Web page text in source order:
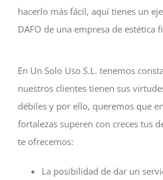
hacerlo más fácil, aquí tienes un
DAFO de una empresa de estética
En Un Solo Uso S.L. tenemos
nuestros clientes tienen sus
débiles y por ello, queremos que
fortalezas superen con creces tus
te ofrecemos:
La posibilidad de dar un